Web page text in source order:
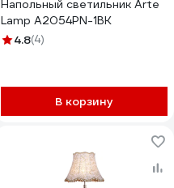
Напольный светильник Arte
Lamp A2054PN-1BK
4.8(4)
В корзину